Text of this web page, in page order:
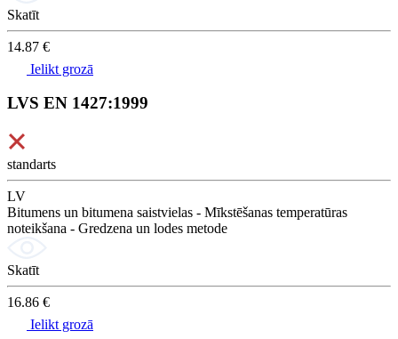
Skatīt
14.87 €
Ielikt grozā
LVS EN 1427:1999
standarts
LV
Bitumens un bitumena saistvielas - Mīkstēšanas temperatūras
noteikšana - Gredzena un lodes metode
Skatīt
16.86 €
Ielikt grozā